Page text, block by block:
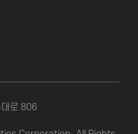
대로 806